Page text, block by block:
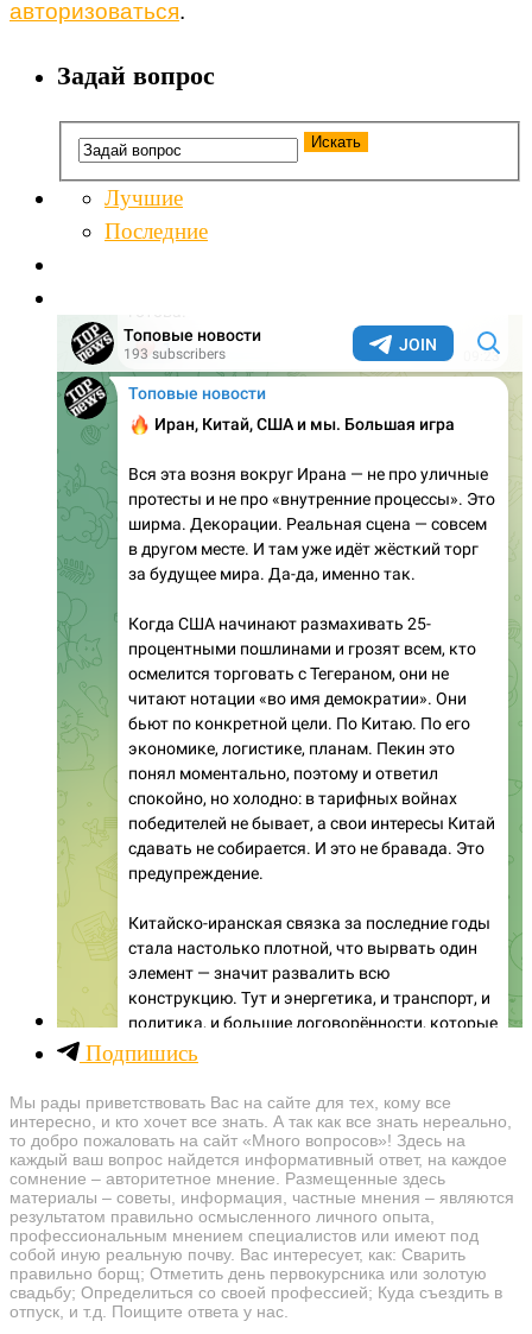
авторизоваться.
Задай вопрос
Лучшие
Последние
Подпишись
Мы рады приветствовать Вас на сайте для тех, кому все
интересно, и кто хочет все знать. А так как все знать нереально,
то добро пожаловать на сайт «Много вопросов»! Здесь на
каждый ваш вопрос найдется информативный ответ, на каждое
сомнение – авторитетное мнение. Размещенные здесь
материалы – советы, информация, частные мнения – являются
результатом правильно осмысленного личного опыта,
профессиональным мнением специалистов или имеют под
собой иную реальную почву. Вас интересует, как: Сварить
правильно борщ; Отметить день первокурсника или золотую
свадьбу; Определиться со своей профессией; Куда съездить в
отпуск, и т.д. Поищите ответа у нас.